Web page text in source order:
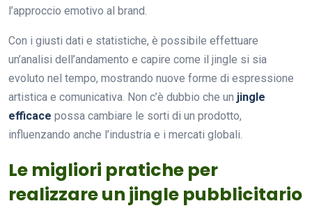
l’approccio emotivo al brand.
Con i giusti dati e statistiche, è possibile effettuare
un’analisi dell’andamento e capire come il jingle si sia
evoluto nel tempo, mostrando nuove forme di espressione
artistica e comunicativa. Non c’è dubbio che un jingle
efficace possa cambiare le sorti di un prodotto,
influenzando anche l’industria e i mercati globali.
Le migliori pratiche per
realizzare un jingle pubblicitario